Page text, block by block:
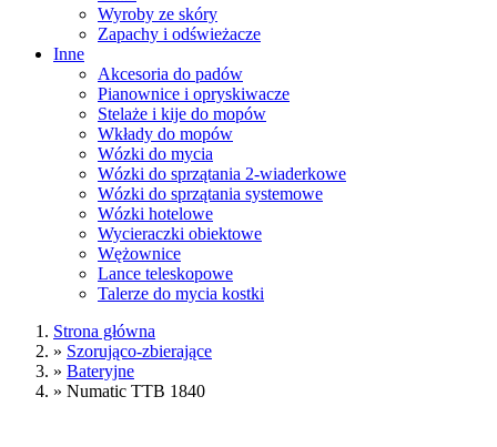
Wyroby ze skóry
Zapachy i odświeżacze
Inne
Akcesoria do padów
Pianownice i opryskiwacze
Stelaże i kije do mopów
Wkłady do mopów
Wózki do mycia
Wózki do sprzątania 2-wiaderkowe
Wózki do sprzątania systemowe
Wózki hotelowe
Wycieraczki obiektowe
Wężownice
Lance teleskopowe
Talerze do mycia kostki
Strona główna
» Szorująco-zbierające
» Bateryjne
» Numatic TTB 1840